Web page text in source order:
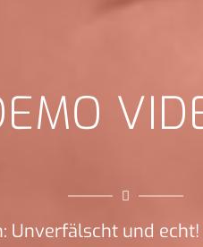
Unverfälscht und